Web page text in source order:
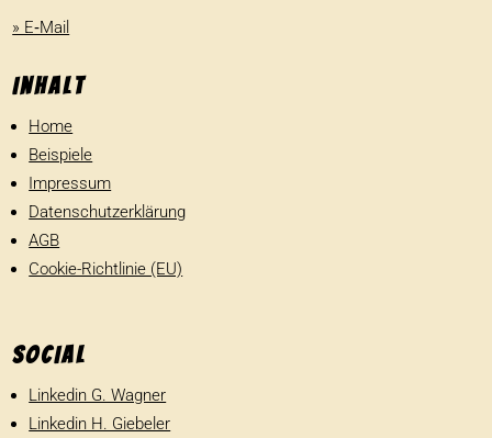
» E‑Mail
Inhalt
Home
Beispiele
Impressum
Daten­schutz­er­klä­rung
AGB
Cookie-Richtlinie (EU)
SOCIAL
Linkedin G. Wagner
Linkedin H. Giebeler